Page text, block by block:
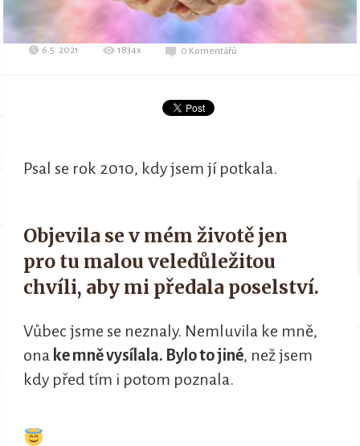
6.5. 2021 1834x 0 Komentářů
Psal se rok 2010, kdy jsem jí potkala.
Objevila se v mém životě jen
pro tu malou veledůležitou
chvíli, aby mi předala poselství.
Vůbec jsme se neznaly. Nemluvila ke mně,
ona ke mně vysílala. Bylo to jiné, než jsem
kdy před tím i potom poznala.